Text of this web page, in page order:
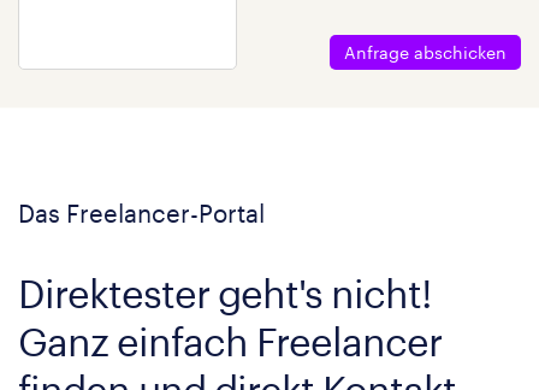
Anfrage abschicken
Das Freelancer-Portal
Direktester geht's nicht!
Ganz einfach Freelancer